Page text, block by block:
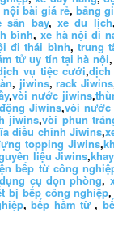
nội bài giá rẻ, bảng
sân bay,xe du lịch,
bình, xe hà nội đi
đi thái bình, trung
tử uy tín tại hà nội
vụ tiệc cưới,
, jiwins, rack Jiwins
,vòi nước jiwins,
Jiwins,vòi nước
jiwins,vòi phun
điều chỉnh Jiwins,
topping Jiwins,
liệu Jiwins,
bếp từ công
dụng cụ dọn phòng,
bị bếp công nghiệp
,bếp hầm từ ,